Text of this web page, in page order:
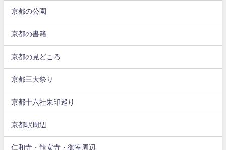
京都の公園
京都の書籍
京都の見どころ
京都三大祭り
京都十六社朱印巡り
京都駅周辺
仁和寺・龍安寺・御室周辺